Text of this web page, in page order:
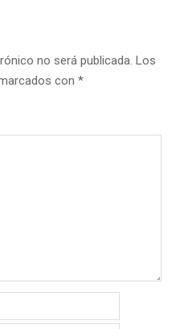
no será publicada. Los
con *